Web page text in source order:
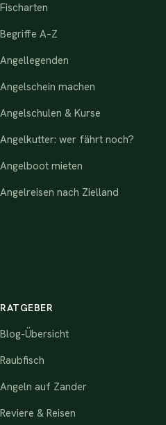
Fischarten
Begriffe A–Z
Angellegenden
Angelschein machen
Angelschulen & Kurse
Angelkutter: wer fährt noch?
Angelboot mieten
Angelreisen nach Zielland
RATGEBER
Blog-Übersicht
Raubfisch
Angeln auf Zander
Reviere & Reisen